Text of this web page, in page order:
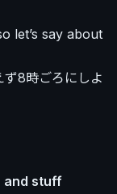
let’s say about
8時ごろにしよ
and stuff